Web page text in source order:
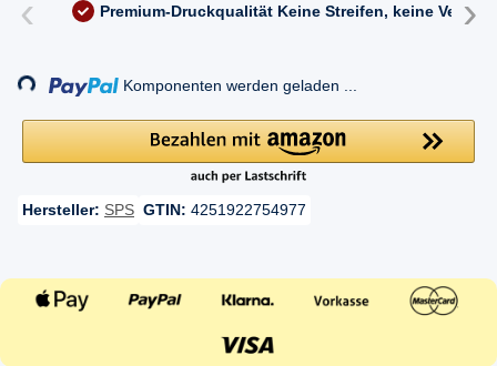
‹ Premium-Druckqualität Keine Streifen, keine ›
Loading... Komponenten werden geladen ...
Hersteller: SPS GTIN: 4251922754977